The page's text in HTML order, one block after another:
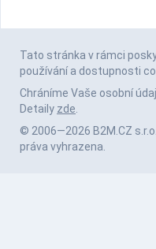
Tato stránka v rámci
používání a dostupnosti
Chráníme Vaše osobní
Detaily zde.
© 2006—2026 B2M.CZ
práva vyhrazena.